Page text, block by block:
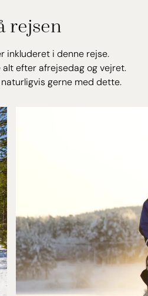
loft-vinduer, så du
aftensmaden er á
Nangu tilbyder
rejsen
inkluderet i denne rejse.
efter afrejsedag og vejret.
gerne med dette.